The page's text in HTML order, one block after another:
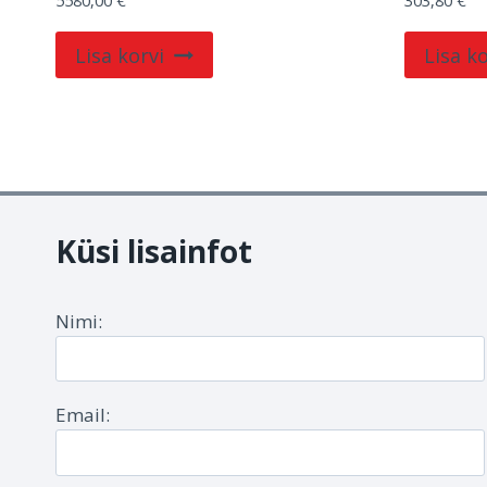
Lisa korvi Lisa
Küsi lisainfot
Nimi:
Email: